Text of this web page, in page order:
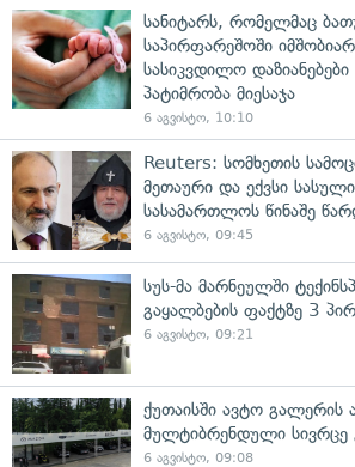
სანიტარს, რომელმაც
საპირფარეშოში
სასიკვდილო
პატიმრობა მიესაჯა
6 აგვისტო, 10:10
Reuters: სომხეთის
მეთაური და ექვსი
სასამართლოს წინაშე
6 აგვისტო, 09:45
სუს-მა მარნეულში
გაყალბების ფაქტზე 3
6 აგვისტო, 09:21
ქუთაისში ავტო გალერის
მულტიბრენდული სივრცე
6 აგვისტო, 09:08